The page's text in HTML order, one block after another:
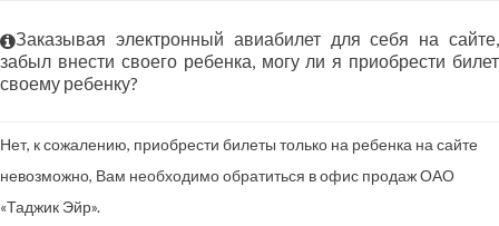
Заказывая электронный авиабилет для себя на сайте,
забыл внести своего ребенка, могу ли я приобрести билет
своему ребенку?
Нет, к сожалению, приобрести билеты только на ребенка на сайте
невозможно, Вам необходимо обратиться в офис продаж ОАО
«Таджик Эйр».